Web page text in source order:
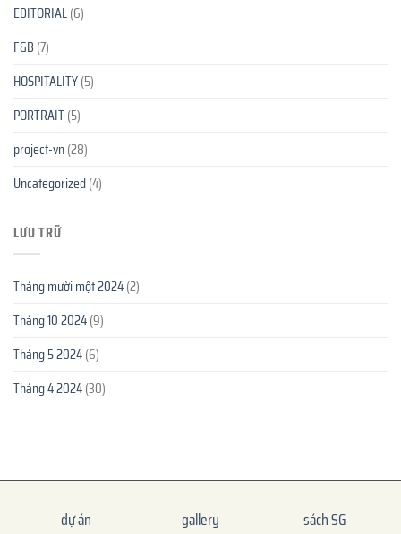
EDITORIAL(6)
F&B (7)
HOSPITALITY(5)
PORTRAIT(5)
project-vn(28)
Uncategorized(4)
LƯU TRỮ
Tháng mười một 2024(2)
Tháng 10 2024(9)
Tháng 5 2024(6)
Tháng 4 2024(30)
dự án gallery
sách SG